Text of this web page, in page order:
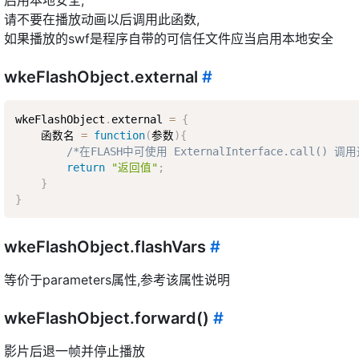
请不要在播放动画以后调用此函数,
如果播放的swf是程序自带的可信任文件应当启用本地安全
wkeFlashObject.external #
wkeFlashObject . external = {
    函数名
= function(参数){
/*在FLASH中可使用 ExternalInterface.call() 调用
return
"返回值" ;
}
}
wkeFlashObject.flashVars #
等价于parameters属性,参考该属性说明
wkeFlashObject.forward() #
影片后退一帧并停止播放